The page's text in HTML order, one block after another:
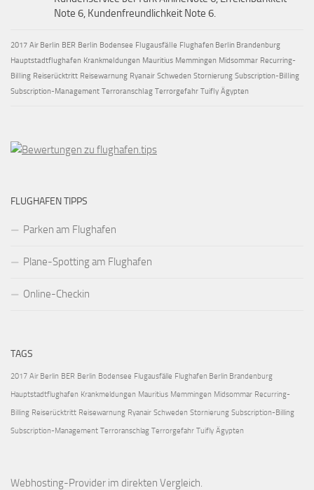
Note 6, Kundenfreundlichkeit Note 6.
2017 Air Berlin BER Berlin Bodensee Flugausfälle Flughafen Berlin Brandenburg
Hauptstadtflughafen Krankmeldungen Mauritius Memmingen Midsommar Recurring-
Billing Reiserücktritt Reisewarnung Ryanair Schweden Stornierung Subscription-Billing
Subscription-Management Terroranschlag Terrorgefahr Tuifly Ägypten
FLUGHAFEN TIPPS
Parken am Flughafen
Plane-Spotting am Flughafen
Online-Checkin
TAGS
2017 Air Berlin BER Berlin Bodensee Flugausfälle Flughafen Berlin Brandenburg
Hauptstadtflughafen Krankmeldungen Mauritius Memmingen Midsommar Recurring-
Billing Reiserücktritt Reisewarnung Ryanair Schweden Stornierung Subscription-Billing
Subscription-Management Terroranschlag Terrorgefahr Tuifly Ägypten
Webhosting-Provider im direkten Vergleich.